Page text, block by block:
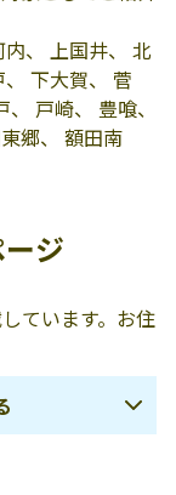
029-296-0136
029-298-0101
029-295-6588
、 上国井、 北
下大賀、 菅
戸崎、 豊喰、
郷、 額田南
ジ
ています。お住